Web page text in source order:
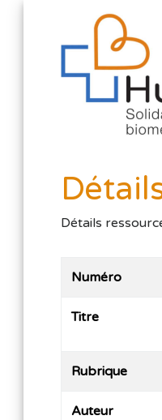
Détails
Numéro
Titre
Rubrique
Auteur